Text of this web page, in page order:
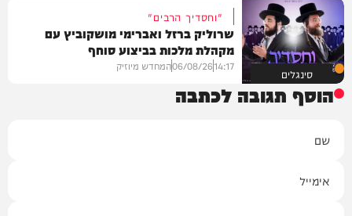
סינגלים
"וחסדיך הרבים"
שרוליק ברזל ואברימי מושקוביץ עם
מקהלת מלכות בביצוע סוחף
14:17
06/08/26המחדש מיוזיק
הוסף תגובה לכתבה